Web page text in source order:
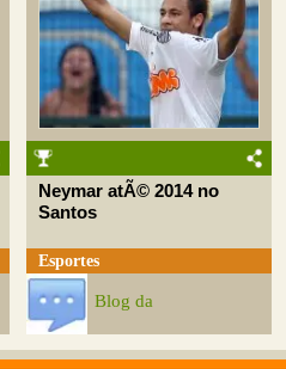
Neymar atÃ© 2014 no
Santos
Esportes
Blog da